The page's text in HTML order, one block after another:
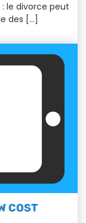
le divorce peut
des […]
COST